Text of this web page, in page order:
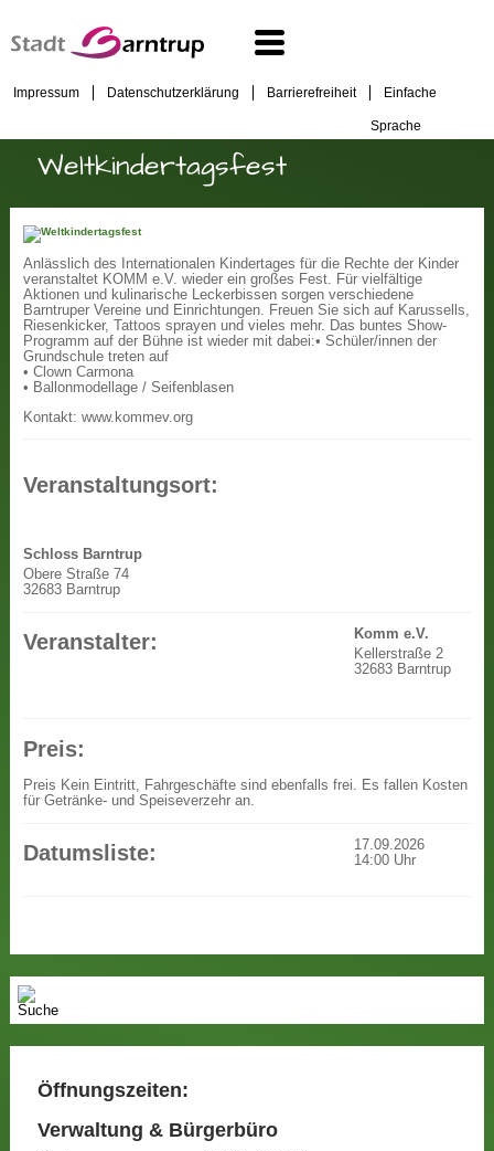
Impressum Datenschutzerklärung Barrierefreiheit Einfache
Sprache
Weltkindertagsfest
Anlässlich des Internationalen Kindertages für die Rechte der Kinder
veranstaltet KOMM e.V. wieder ein großes Fest. Für vielfältige
Aktionen und kulinarische Leckerbissen sorgen verschiedene
Barntruper Vereine und Einrichtungen. Freuen Sie sich auf Karussells,
Riesenkicker, Tattoos sprayen und vieles mehr. Das buntes Show-
Programm auf der Bühne ist wieder mit dabei:• Schüler/innen der
Grundschule treten auf
• Clown Carmona
• Ballonmodellage / Seifenblasen
Kontakt: www.kommev.org
Veranstaltungsort:
Schloss Barntrup
Obere Straße 74
32683 Barntrup
Veranstalter:
Komm e.V.
Kellerstraße 2
32683 Barntrup
Preis:
Preis Kein Eintritt, Fahrgeschäfte sind ebenfalls frei. Es fallen Kosten
für Getränke- und Speiseverzehr an.
Datumsliste:
17.09.2026
14:00 Uhr
Öffnungszeiten:
Verwaltung & Bürgerbüro